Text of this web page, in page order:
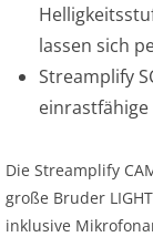
lassen sich
Streamplify
Die Streamplify
große Bruder
inklusive